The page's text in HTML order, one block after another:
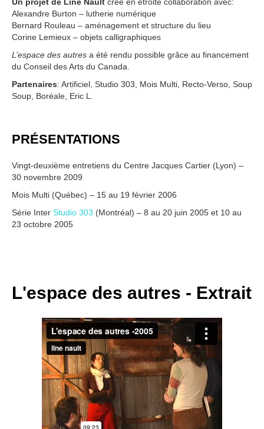
Alexandre Burton – lutherie numérique
Bernard Rouleau – aménagement et structure du lieu
Corine Lemieux – objets calligraphiques
L’espace des autres a été rendu possible grâce au financement
du Conseil des Arts du Canada.
Partenaires: Artificiel, Studio 303, Mois Multi, Recto-Verso, Soup
Soup, Boréale, Eric L.
PRÉSENTATIONS
Vingt-deuxième entretiens du Centre Jacques Cartier (Lyon) –
30 novembre 2009
Mois Multi (Québec) – 15 au 19 février 2006
Série Inter Studio 303 (Montréal) – 8 au 20 juin 2005 et 10 au
23 octobre 2005
L'espace des autres - Extrait